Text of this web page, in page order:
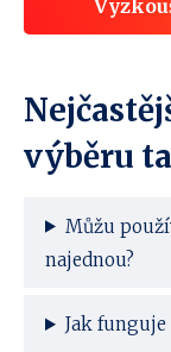
výběru
Můžu
najednou?
Jak funguje